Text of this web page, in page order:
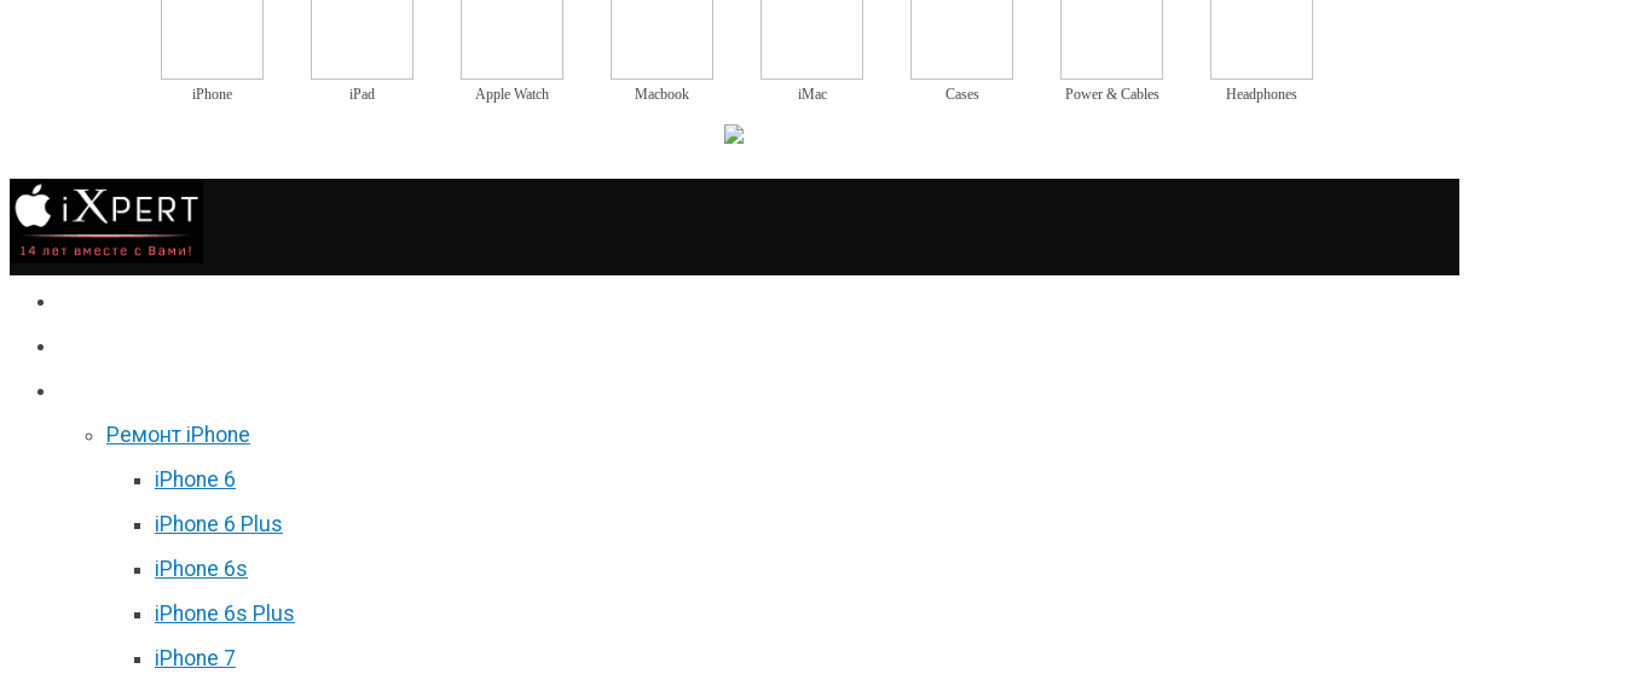
iPhone iPad Apple Watch Macbook iMac Cases Power & Cables Headphones
Ремонт iPhone
iPhone 6
iPhone 6 Plus
iPhone 6s
iPhone 6s Plus
iPhone 7